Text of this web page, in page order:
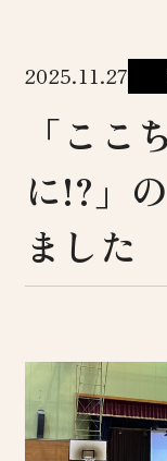
2025.11.27
「ここ
に!?」
ました